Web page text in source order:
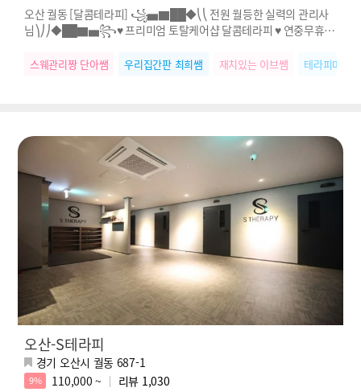
오산 궐동 [달콤테라피] ꧁▅▇██◆⎝⎝ 전원 월등한 실력의 관리사
님⎞⎠⎠◆██▇▅꧂♥ 프리미엄 토탈케어샵 달콤테라피 ♥ 연중무휴 &
스웨관리짱 단아쌤 우리집간판 최희쌤 재치있는 이브쌤 테라피마스
오산-S테라피
경기 오산시 궐동 687-1
9% 110,000 ~ 리뷰 1,030